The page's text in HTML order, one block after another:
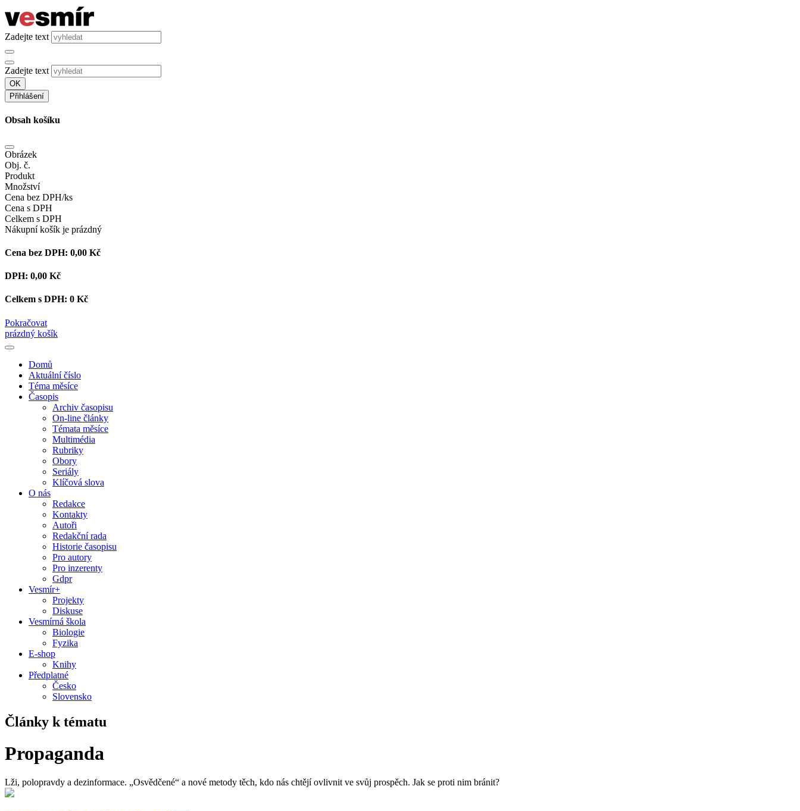
Zadejte text
Zadejte text
OK
Přihlášení
Obsah košíku
Obrázek
Obj. č.
Produkt
Množství
Cena bez DPH/ks
Cena s DPH
Celkem s DPH
Nákupní košík je prázdný
Cena bez DPH: 0,00 Kč
DPH: 0,00 Kč
Celkem s DPH: 0 Kč
Pokračovat
prázdný košík
Domů
Aktuální číslo
Téma měsíce
Časopis
Archiv časopisu
On-line články
Témata měsíce
Multimédia
Rubriky
Obory
Seriály
Klíčová slova
O nás
Redakce
Kontakty
Autoři
Redakční rada
Historie časopisu
Pro autory
Pro inzerenty
Gdpr
Vesmír+
Projekty
Diskuse
Vesmírná škola
Biologie
Fyzika
E-shop
Knihy
Předplatné
Česko
Slovensko
Články k tématu
Propaganda
Lži, polopravdy a dezinformace. „Osvědčené“ a nové metody těch, kdo nás chtějí ovlivnit ve svůj prospěch. Jak se proti nim bránit?